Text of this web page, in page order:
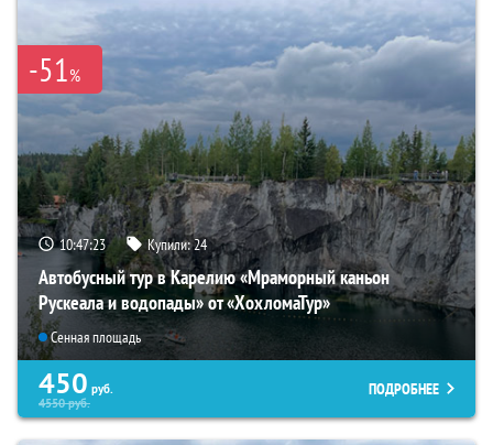
-51%
10:47:21 Купили:24
Автобусный тур в Карелию «Мраморный каньон
Рускеала и водопады» от «ХохломаТур»
Сенная площадь
450 руб.
4550руб.
ПОДРОБНЕЕ